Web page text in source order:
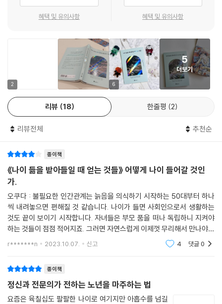
람들을 위해 필요한 조언을 대화 형식으로 담아냈습니다. 두 사람의 따뜻
안을 쉽게 떨치지 못하는 중장년층 및 노년층에게 지금의 삶을 꾸려갈 수
있는 용기와 희망의 메시지를 전합니다. 더욱이 노년 생활을 즐기는 나카
무라 선생님의 노하우가 담긴 칼럼과 본문에 삽입된 명화는 책의 메시지를
한층 더 풍부하게 전달하며 책 읽는 재미를 높여줍니다.
“나이 드는 것을 부정해 봤자 불행해질 뿐이에요.”
나이 듦을 받아들일 때 얻는 것들
누구에게나 ‘나이 드는 것’은, 그리고 ‘나이 든 삶을 산다’는 것은 회피하고
또한 우리 삶의 일부입니다. 두려워하고 불안해한다고 해서 해결되는 일은
없습니다. 그러니 나이 듦을 받아들이고, 현재의 삶을 꾸려가야 합니다. 그
럴 때 우리는 얻게 되는 것이 많아지고, 한층 더 풍부한 삶을 살 수 있습니
다. 그렇다면 나이 듦을 받아들일 때 얻을 수 있는 것들에는 무엇이 있을까
요?
1. ‘자유로움’입니다. 나이가 들면 사회적, 정서적 역할뿐만 아니라 나를 옭
아매는 욕심에서도 점점 자유로워집니다. “나이가 들면 조연이 되는 것은
2. 삶을 관통하는 ‘통찰력과 회복력’입니다. 상처를 받아도 그 또한 지나간
다는 것을 자연스럽게 알게 되지요. “상대를 바꾸려고 하거나 남의 마음을
움직여 상황을 바꾸려는 마음을 내려놓으면 고민은 줄어듭니다.”
혜택 및 유의사항 혜택 및 유의사항
2 6
5
더보기
리뷰 18 한줄평 2
리뷰전체 추천순
종이책
《나이 듦을 받아들일 때 얻는 것들》 어떻게 나이 들어갈 것인
가.
오쿠다 : 불필요한 인간관계는 늙음을 의식하기 시작하는 50대부터 하나
씩 내려놓으면 편해질 것 같습니다. 나이가 들면 사회인으로서 생활하는
것도 끝이 보이기 시작합니다. 자녀들은 부모 품을 떠나 독립하니 지켜야
하는 것들이 점점 적어지죠. 그러면 자연스럽게 이제껏 무리해서 만나야만
했던 사람도 줄어들겠죠. 나키무라 : 그래요. 나이를 들수록 생활을 위해,
r*******n 2023.10.07. 신고 4 댓글0
종이책
정신과 전문의가 전하는 노년을 마주하는 법
요즘은 육칠십도 팔팔한 나이로 여기지만 아홉수를 넘길